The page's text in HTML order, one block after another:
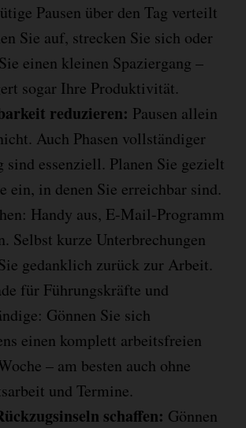
Pausen über den Tag verteilt
Sie auf, strecken Sie sich oder
einen kleinen Spaziergang –
sogar Ihre Produktivität.
reduzieren: Pausen allein
Auch Phasen vollständiger
sind essenziell. Planen Sie gezielt
ein, in denen Sie erreichbar sind.
Handy aus, E-Mail-Programm
Selbst kurze Unterbrechungen
gedanklich zurück zur Arbeit.
für Führungskräfte und
Gönnen Sie sich
einen komplett arbeitsfreien
– am besten auch ohne
und Termine.
schaffen: Gönnen